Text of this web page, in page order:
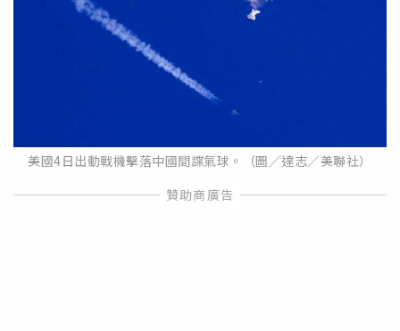
美國4日出動戰機擊落中國間諜氣球。（圖／達志／美聯社）